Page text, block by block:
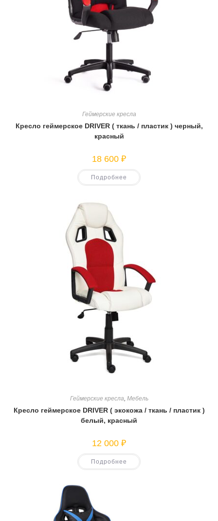
Геймерские кресла
Кресло геймерское DRIVER ( ткань / пластик ) черный,
красный
18 600 ₽
Подробнее
Геймерские кресла, Мебель
Кресло геймерское DRIVER ( экокожа / ткань / пластик )
белый, красный
12 000 ₽
Подробнее